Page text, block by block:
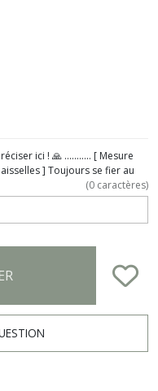
ici ! 🙏 ........... [ Mesure
] Toujours se fier au
(0 caractères)